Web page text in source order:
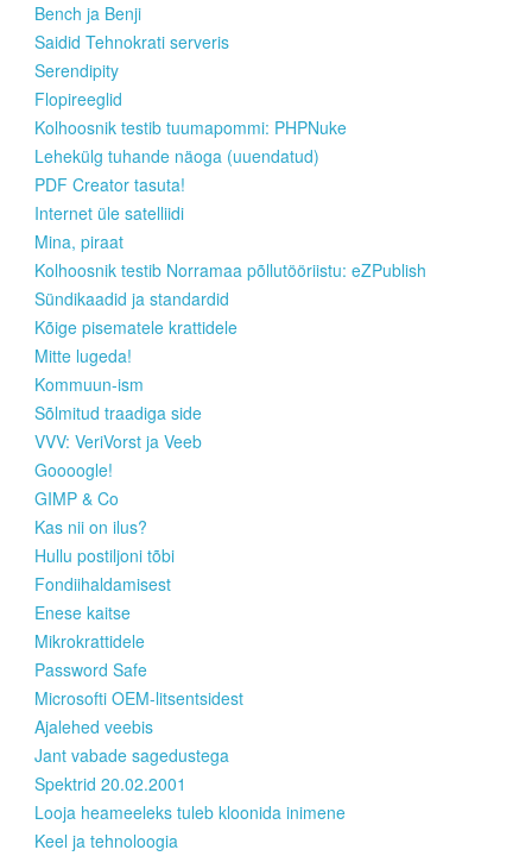
Bench ja Benji
Saidid Tehnokrati serveris
Serendipity
Flopireeglid
Kolhoosnik testib tuumapommi: PHPNuke
Lehekülg tuhande näoga (uuendatud)
PDF Creator tasuta!
Internet üle satelliidi
Mina, piraat
Kolhoosnik testib Norramaa põllutööriistu: eZPublish
Sündikaadid ja standardid
Kõige pisematele krattidele
Mitte lugeda!
Kommuun-ism
Sõlmitud traadiga side
VVV: VeriVorst ja Veeb
Goooogle!
GIMP & Co
Kas nii on ilus?
Hullu postiljoni tõbi
Fondiihaldamisest
Enese kaitse
Mikrokrattidele
Password Safe
Microsofti OEM-litsentsidest
Ajalehed veebis
Jant vabade sagedustega
Spektrid 20.02.2001
Looja heameeleks tuleb kloonida inimene
Keel ja tehnoloogia